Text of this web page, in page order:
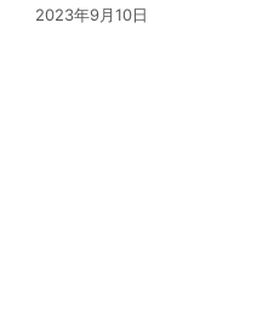
2023年9月10日